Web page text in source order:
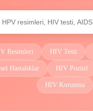
Resimleri HIV Testi
Hastalıklar HIV Pozitif
HIV Korunma